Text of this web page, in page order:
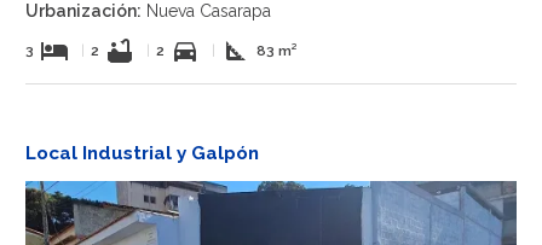
Urbanización: Nueva Casarapa
3 hotel 2 bathtub 2 directions_car square_foot 83 m²
Local Industrial y Galpón